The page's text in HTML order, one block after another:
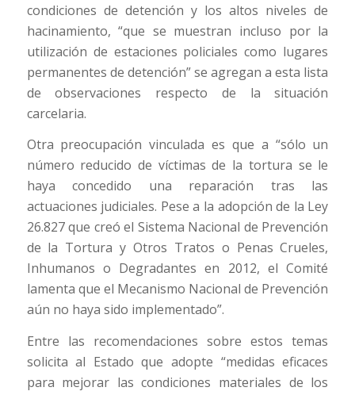
condiciones de detención y los altos niveles de
hacinamiento, “que se muestran incluso por la
utilización de estaciones policiales como lugares
permanentes de detención” se agregan a esta lista
de observaciones respecto de la situación
carcelaria.
Otra preocupación vinculada es que a “sólo un
número reducido de víctimas de la tortura se le
haya concedido una reparación tras las
actuaciones judiciales. Pese a la adopción de la Ley
26.827 que creó el Sistema Nacional de Prevención
de la Tortura y Otros Tratos o Penas Crueles,
Inhumanos o Degradantes en 2012, el Comité
lamenta que el Mecanismo Nacional de Prevención
aún no haya sido implementado”.
Entre las recomendaciones sobre estos temas
solicita al Estado que adopte “medidas eficaces
para mejorar las condiciones materiales de los